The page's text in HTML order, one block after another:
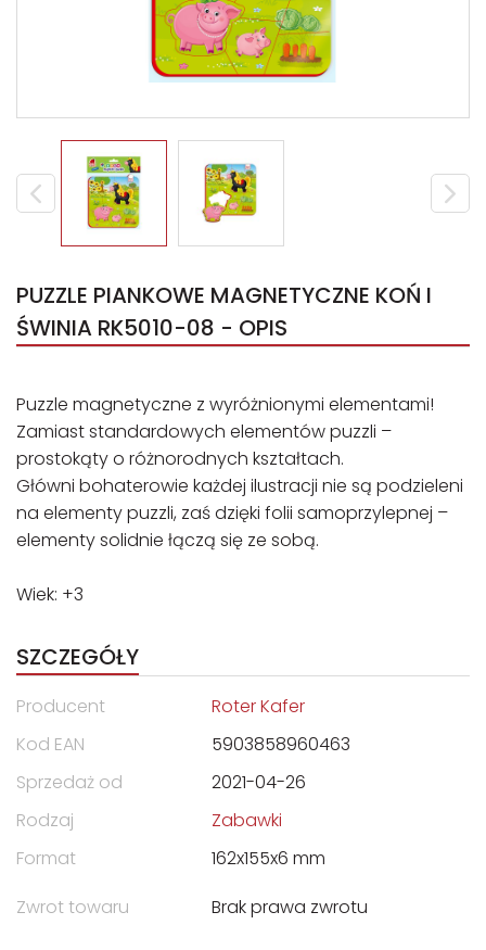
PUZZLE PIANKOWE MAGNETYCZNE KOŃ I
ŚWINIA RK5010-08 - OPIS
Puzzle magnetyczne z wyróżnionymi elementami!
Zamiast standardowych elementów puzzli –
prostokąty o różnorodnych kształtach.
Główni bohaterowie każdej ilustracji nie są podzieleni
na elementy puzzli, zaś dzięki folii samoprzylepnej –
elementy solidnie łączą się ze sobą.
Wiek: +3
SZCZEGÓŁY
Producent
Roter Kafer
Kod EAN
5903858960463
Sprzedaż od
2021-04-26
Rodzaj
Zabawki
Format
162x155x6 mm
Zwrot towaru
Brak prawa zwrotu